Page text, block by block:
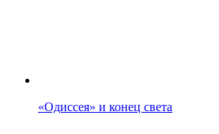
«Одиссея» и конец света